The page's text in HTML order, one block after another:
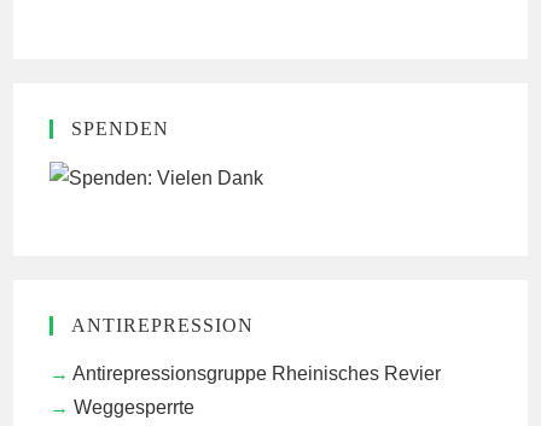
SPENDEN
ANTIREPRESSION
Antirepressionsgruppe Rheinisches Revier
Weggesperrte